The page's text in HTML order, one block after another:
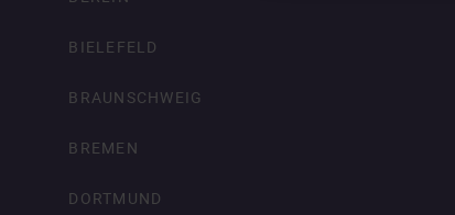
BIELEFELD
BRAUNSCHWEIG
BREMEN
DORTMUND